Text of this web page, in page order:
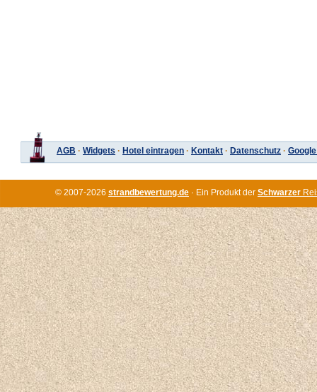
AGB · Widgets · Hotel eintragen · Kontakt · Datenschutz ·
© 2007-2026 strandbewertung.de · Ein Produkt der Schwarzer